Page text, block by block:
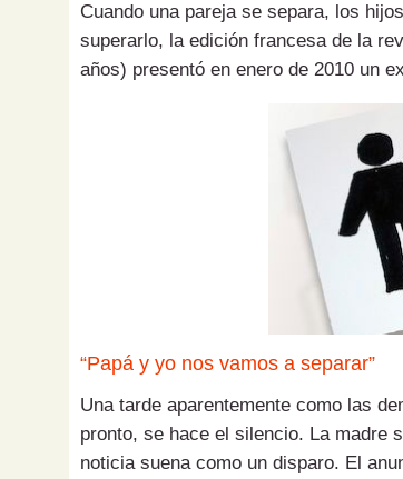
Cuando una pareja se separa, los
superarlo, la edición francesa de la
años) presentó en enero de 2010 un
“Papá y yo nos vamos a separar”
Una tarde aparentemente como las
pronto, se hace el silencio. La madre
noticia suena como un disparo. El